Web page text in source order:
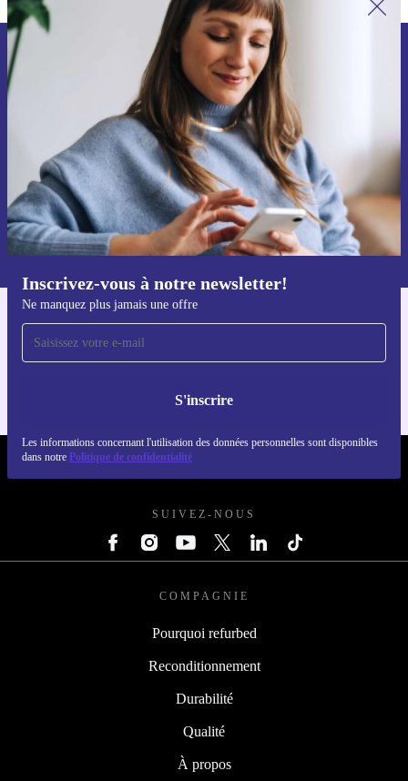
Inscrivez-vous à notre newsletter!
Recevoir offres et infos de refurbed
par mail
Ne manquez plus aucune offre.
S'inscrire
Retrouvez les informations sur l'utilisation des données personnelles
dans notre
politique de confidentialité.
Téléchargez l'application refurbed
Pour iOS et Android
SUIVEZ-NOUS
COMPAGNIE
Pourquoi refurbed
Reconditionnement
Durabilité
Qualité
À propos